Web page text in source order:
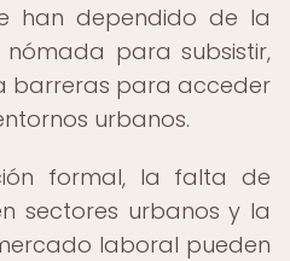
han dependido de la
para subsistir,
barreras para acceder
urbanos.
formal, la falta de
sectores urbanos y la
laboral pueden